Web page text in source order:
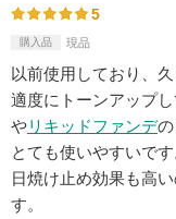
5
購入品 現品
以前使用しており、
適度にトーンアップ
やリキッドファンデ
とても使いやすいです
日焼け止め効果も高い
す。